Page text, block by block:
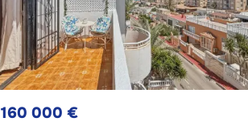
160 000 €